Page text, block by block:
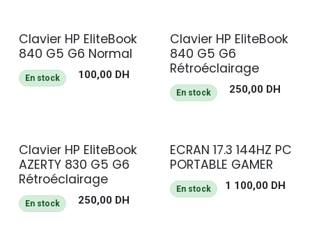
Clavier HP EliteBook
840 G5 G6 Normal
100,00 DH
En stock
Clavier HP EliteBook
840 G5 G6
Rétroéclairage
250,00 DH
En stock
Clavier HP EliteBook
AZERTY 830 G5 G6
Rétroéclairage
250,00 DH
En stock
ECRAN 17.3 144HZ PC
PORTABLE GAMER
1 100,00DH
En stock